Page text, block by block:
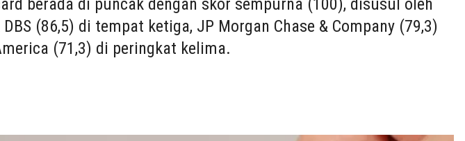
berada di puncak dengan skor sempurna (100), disusul oleh
(86,5) di tempat ketiga, JP Morgan Chase & Company (79,3)
(71,3) di peringkat kelima.